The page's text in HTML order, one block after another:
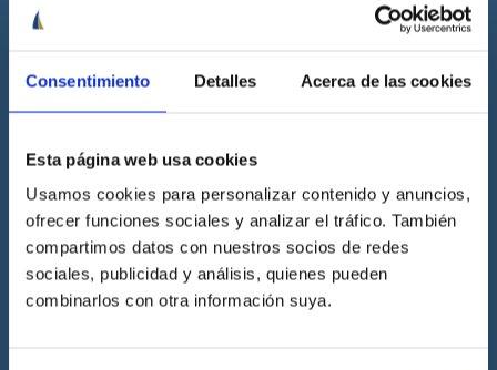
Consentimiento Detalles Acerca de las cookies
Esta página web usa cookies
Usamos cookies para personalizar contenido y anuncios,
ofrecer funciones sociales y analizar el tráfico. También
compartimos datos con nuestros socios de redes
sociales, publicidad y análisis, quienes pueden
combinarlos con otra información suya.
Escuela náutica
Contacta con Cenáutica
Historia de Cenáutica
Trabaja con Cenáutica
Sala de prensa
Preguntas frecuentes